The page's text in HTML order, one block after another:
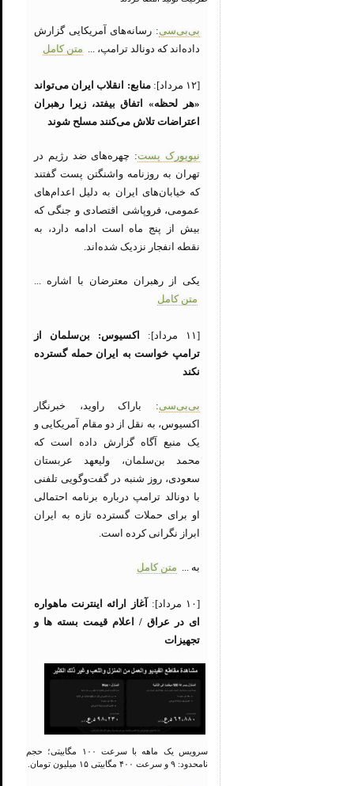
بی‌بی‌سی: رسانه‌های آمریکایی گزارش
داده‌اند که دونالد ترامپ، ... متن کامل
[۱۲ مرداد]:
منابع: انقلاب ایران می‌تواند
«هر لحظه» اتفاق بیفتد، زیرا رهبران
اعتراضات تلاش می‌کنند مسلح شوند
نیویورک پست: چهره‌های ضد رژیم در
تهران به روزنامه واشنگتن پست گفتند
که خیابان‌های ایران به دلیل اعدام‌های
عمومی، فروپاشی اقتصادی و جنگی که
بیش از پنج ماه است ادامه دارد، به
نقطه انفجار نزدیک شده‌اند.
یکی از رهبران معترضان با اشاره ...
متن کامل
[۱۱ مرداد]:
اکسیوس: بن‌سلمان از
ترامپ خواست به ایران حمله گسترده
نکند
بی‌بی‌سی: باراک راوید، خبرنگار
اکسیوس، به نقل از دو مقام آمریکایی و
یک منبع آگاه گزارش داده است که
محمد بن‌سلمان، ولیعهد عربستان
سعودی، روز شنبه در گفت‌وگویی تلفنی
با دونالد ترامپ درباره برنامه احتمالی
او برای حملات گسترده تازه به ایران
ابراز نگرانی کرده است.
به ... متن کامل
[۱۰ مرداد]:
آغاز ارائه اینترنت ماهواره
ای در عراق / اعلام قیمت بسته ها و
تجهیزات
سرویس یک ماهه با سرعت ۱۰۰ مگابیتی؛ حجم
نامحدود: ۹ و سرعت ۴۰۰ مگابیتی ۱۵ میلیون تومان.